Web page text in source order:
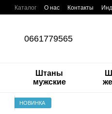
Перейти к основному контенту
Каталог О нас Контакты
0661779565
Штаны
мужские
НОВИНКА